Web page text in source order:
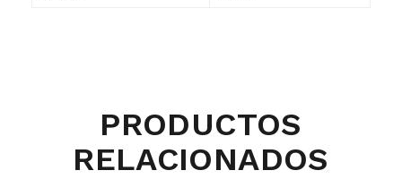
PRODUCTOS
RELACIONADOS